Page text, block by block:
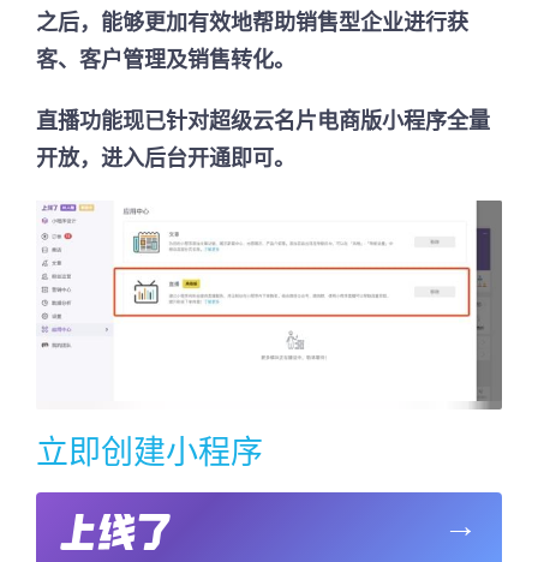
之后，能够更加有效地帮助销售型企业进行获
客、客户管理及销售转化。
直播功能现已针对超级云名片电商版小程序全量
开放，进入后台开通即可。
立即创建小程序
→